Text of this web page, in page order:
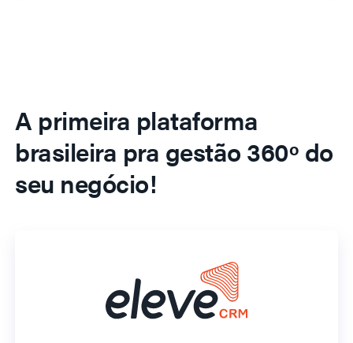
A primeira plataforma
brasileira pra gestão 360º do
seu negócio!